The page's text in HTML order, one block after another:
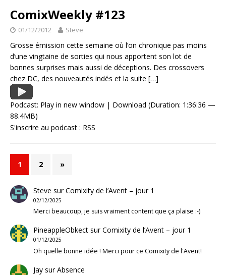
ComixWeekly #123
01/12/2012 Steve
Grosse émission cette semaine où l’on chronique pas moins
d’une vingtaine de sorties qui nous apportent son lot de
bonnes surprises mais aussi de déceptions. Des crossovers
chez DC, des nouveautés indés et la suite […]
Podcast: Play in new window | Download (Duration: 1:36:36 —
88.4MB)
S'inscrire au podcast : RSS
1 2 »
Steve surComixity de l’Avent – jour 1
02/12/2025
Merci beaucoup, je suis vraiment content que ça plaise :-)
PineappleObkectsurComixity de l’Avent – jour 1
01/12/2025
Oh quelle bonne idée ! Merci pour ce Comixity de l'Avent!
JaysurAbsence